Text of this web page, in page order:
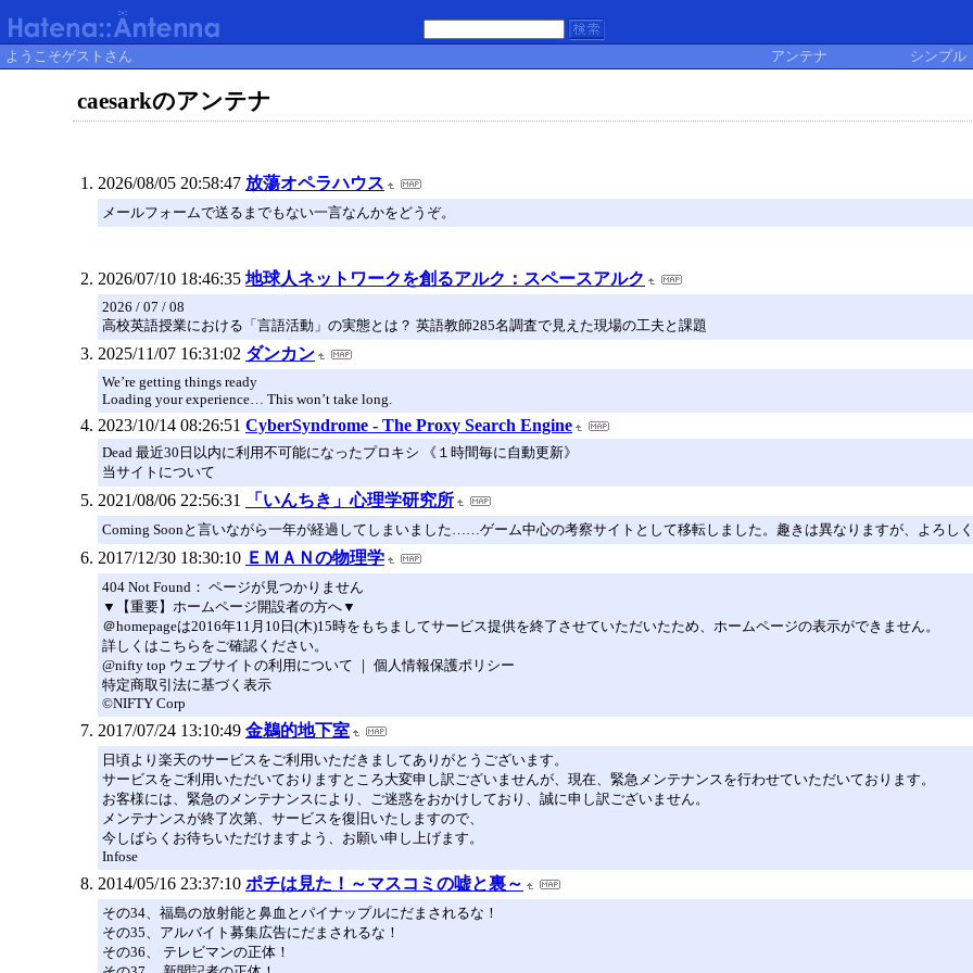
ようこそゲストさん アンテナ シンプル
caesarkのアンテナ
2026/08/05 20:58:47 放蕩オペラハウス
メールフォームで送るまでもない一言なんかをどうぞ。
2026/07/10 18:46:35 地球人ネットワークを創るアルク：スペースアルク
2026 / 07 / 08
高校英語授業における「言語活動」の実態とは？ 英語教師285名調査で見えた現場の工夫と課題
2025/11/07 16:31:02 ダンカン
We’re getting things ready
Loading your experience… This won’t take long.
2023/10/14 08:26:51 CyberSyndrome - The Proxy Search Engine
Dead 最近30日以内に利用不可能になったプロキシ 《１時間毎に自動更新》
当サイトについて
2021/08/06 22:56:31 「いんちき」心理学研究所
Coming Soonと言いながら一年が経過してしまいました……ゲーム中心の考察サイトとして移転しました。趣きは異なりますが、よろしく
2017/12/30 18:30:10 ＥＭＡＮの物理学
404 Not Found： ページが見つかりません
▼【重要】ホームページ開設者の方へ▼
＠homepageは2016年11月10日(木)15時をもちましてサービス提供を終了させていただいたため、ホームページの表示ができません。
詳しくはこちらをご確認ください。
@nifty top ウェブサイトの利用について ｜ 個人情報保護ポリシー
特定商取引法に基づく表示
©NIFTY Corp
2017/07/24 13:10:49 金鵜的地下室
日頃より楽天のサービスをご利用いただきましてありがとうございます。
サービスをご利用いただいておりますところ大変申し訳ございませんが、現在、緊急メンテナンスを行わせていただいております。
お客様には、緊急のメンテナンスにより、ご迷惑をおかけしており、誠に申し訳ございません。
メンテナンスが終了次第、サービスを復旧いたしますので、
今しばらくお待ちいただけますよう、お願い申し上げます。
Infose
2014/05/16 23:37:10 ポチは見た！～マスコミの嘘と裏～
その34、福島の放射能と鼻血とパイナップルにだまされるな！
その35、アルバイト募集広告にだまされるな！
その36、 テレビマンの正体！